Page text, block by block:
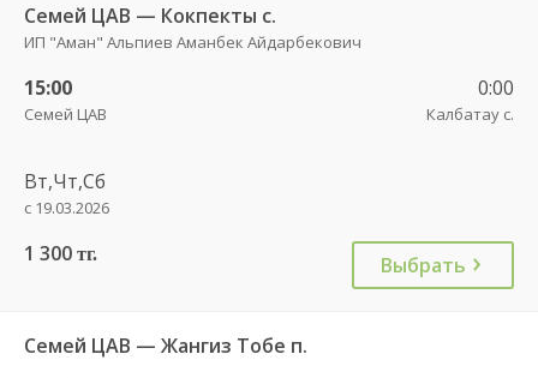
Семей ЦАВ — Кокпекты с.
ИП "Аман" Альпиев Аманбек Айдарбекович
15:00
Семей ЦАВ
0:00
Калбатау с.
Вт,Чт,Сб
с 19.03.2026
1 300 тг. Выбрать
Семей ЦАВ — Жангиз Тобе п.